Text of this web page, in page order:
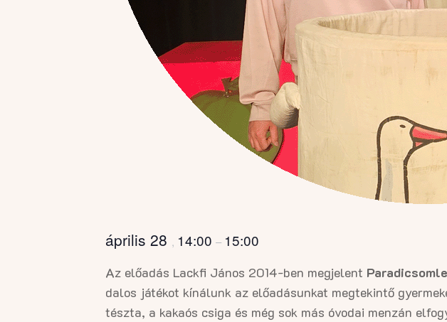
április 28 , 14:00 – 15:00
Az előadás Lackfi János 2014-ben megjelent
dalos játékot kínálunk az előadásunkat megtekintő
tészta, a kakaós csiga és még sok más óvodai menzán